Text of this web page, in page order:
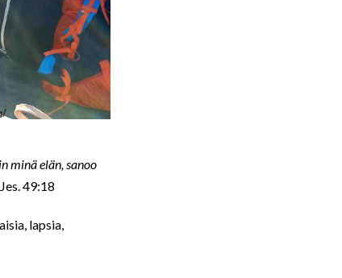
minä elän, sanoo
49:18
lapsia,